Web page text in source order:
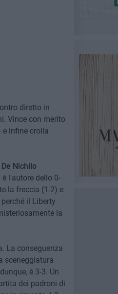
diretto in
Vince con merito
e infine crolla
De Nichilo
è l'autore dello 0-
la freccia (1-2) e
il Liberty
la
La conseguenza
sceneggiatura
è 3-3. Un
dei padroni di